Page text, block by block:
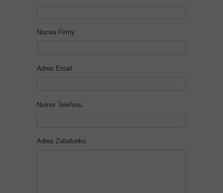
Nazwa Firmy
Adres Email
Numer Telefonu
Adres Załadunku